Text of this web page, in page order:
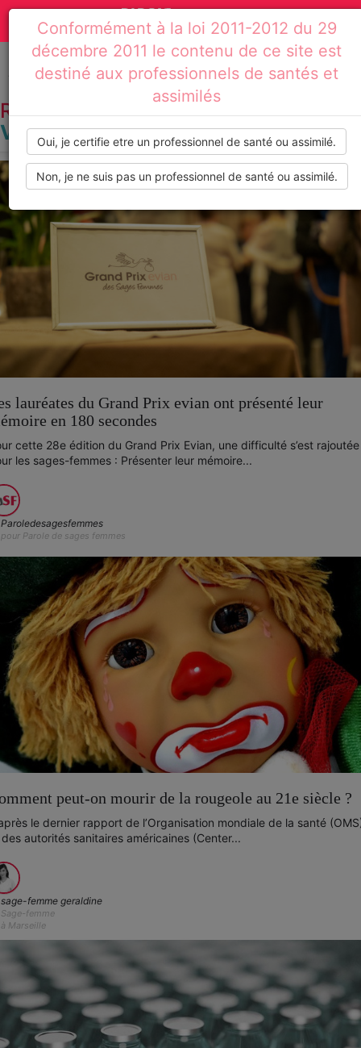
Toggle
navigation
Actualités
médicales,
dossiers
thématiques,
formations,
recommandations
Accueil Résultats de recherche : vaccination
RECHERCHE PAR TAG :
VACCINATION
lauréates du Grand Prix evian ont présenté leur
en 180 secondes
cette 28e édition du Grand Prix Evian, une difficulté s’est rajoutée
les sages-femmes : Présenter leur mémoire...
Paroledesagesfemmes
pour Parole de sages femmes
peut-on mourir de la rougeole au 21e siècle ?
le dernier rapport de l’Organisation mondiale de la santé
autorités sanitaires américaines (Center...
sage-femme geraldine
Sage-femme
à Marseille
Conformément à la loi 2011-2012 du 29
décembre 2011 le contenu de ce site est
destiné aux professionnels de santés et
assimilés
Oui, je certifie etre un professionnel de santé ou assimilé.
Non, je ne suis pas un professionnel de santé ou assimilé.